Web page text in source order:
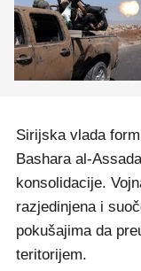
Sirijska vlada
Bashara al-
konsolidacije.
razjedinjena i
pokušajima da
teritorijem.